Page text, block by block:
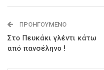
ΠΡΟΗΓΟΎΜΕΝΟ
Στο Πευκάκι γλέντι κάτω
από πανσέληνο !